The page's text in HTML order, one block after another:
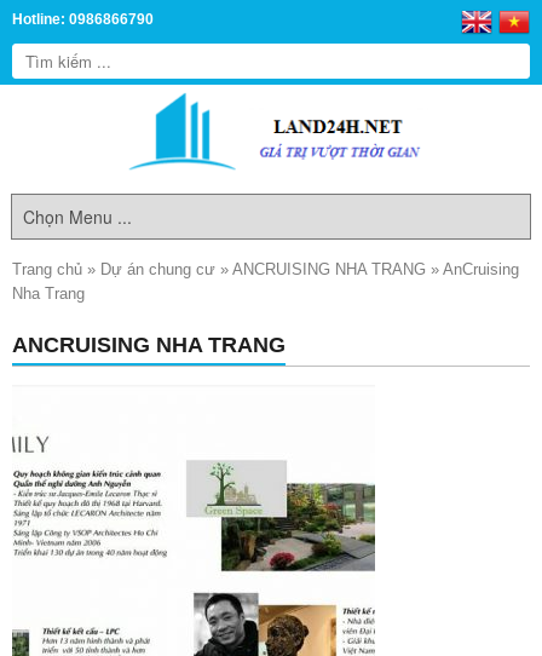
Hotline: 0986866790
Trang chủ » Dự án chung cư » ANCRUISING NHA TRANG » AnCruising
Nha Trang
ANCRUISING NHA TRANG